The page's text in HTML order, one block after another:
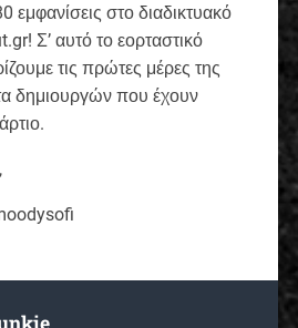
εμφανίσεις στο διαδικτυακό
Σ’ αυτό το εορταστικό
τις πρώτες μέρες της
δημιουργών που έχουν